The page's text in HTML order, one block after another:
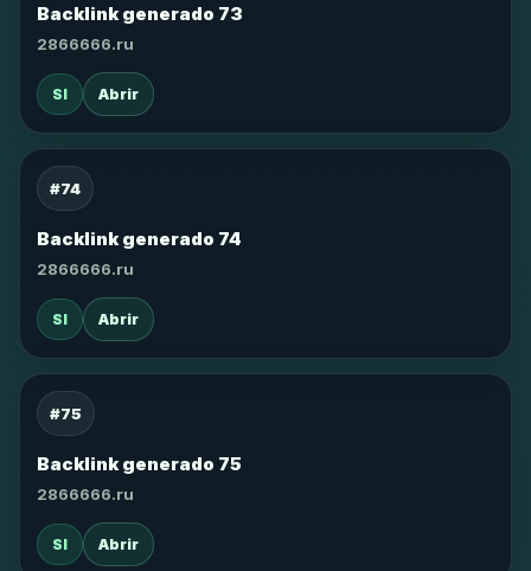
Backlink generado 73
2866666.ru
SI Abrir
#74
Backlink generado 74
2866666.ru
SI Abrir
#75
Backlink generado 75
2866666.ru
SI Abrir